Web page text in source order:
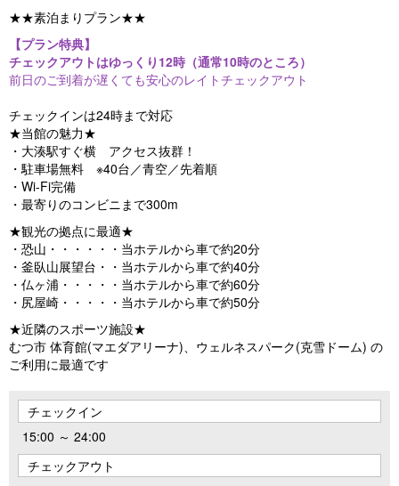
★★素泊まりプラン★★
【プラン特典】
チェックアウトはゆっくり12時（通常10時のところ）
前日のご到着が遅くても安心のレイトチェックアウト
チェックインは24時まで対応
★当館の魅力★
・大湊駅すぐ横 アクセス抜群！
・駐車場無料 ※40台／青空／先着順
・Wi-Fi完備
・最寄りのコンビニまで300m
★観光の拠点に最適★
・恐山・・・・・・当ホテルから車で約20分
・釜臥山展望台・・当ホテルから車で約40分
・仏ヶ浦・・・・・当ホテルから車で約60分
・尻屋崎・・・・・当ホテルから車で約50分
★近隣のスポーツ施設★
むつ市 体育館(マエダアリーナ)、ウェルネスパーク(克雪ドーム) の
ご利用に最適です
チェックイン
15:00 ～ 24:00
チェックアウト